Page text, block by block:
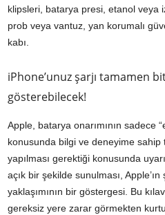
klipsleri, batarya presi, etanol veya
prob veya vantuz, yan korumalı
kabı.
iPhone’unuz şarjı tamamen
gösterebilecek!
Apple, batarya onarımının sadece
konusunda bilgi ve deneyime sahip
yapılması gerektiği konusunda
açık bir şekilde sunulması, Apple’ın
yaklaşımının bir göstergesi. Bu
gereksiz yere zarar görmekten